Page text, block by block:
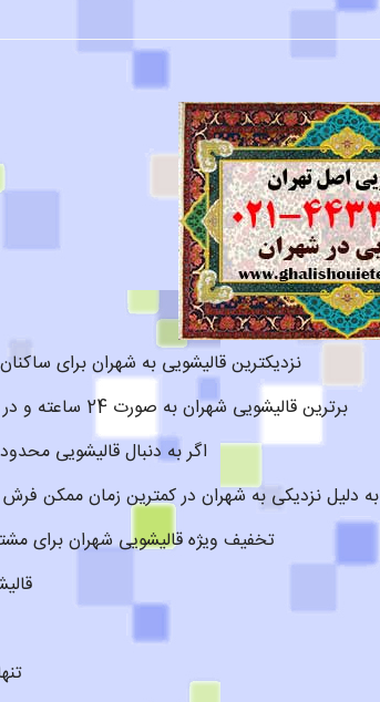
نزدیکترین قالیشویی به شهران برای
برترین قالیشویی شهران به صورت 24 ساعته و در تمام ایام سال حتی روزهای تعطیل در منطقه شهران آماده سرویس دهی است
اگر به دنبال قالیشویی
به دلیل نزدیکی به شهران در کمترین زمان ممکن
تخفیف ویژه قالیشویی شهران برای